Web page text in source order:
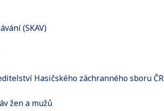
(SKAV)
Hasičského záchranného sboru ČR
žen a mužů